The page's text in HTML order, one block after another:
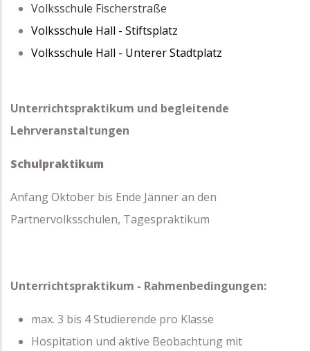
Volksschule Fischerstraße
Volksschule Hall - Stiftsplatz
Volksschule Hall - Unterer Stadtplatz
Unterrichtspraktikum und begleitende
Lehrveranstaltungen
Schulpraktikum
Anfang Oktober bis Ende Jänner an den
Partnervolksschulen, Tagespraktikum
Unterrichtspraktikum - Rahmenbedingungen:
max. 3 bis 4 Studierende pro Klasse
Hospitation und aktive Beobachtung mit